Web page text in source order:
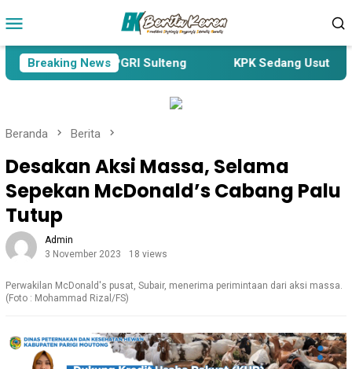
ke
Mobile
Breaking News
Pengurus PGRI Sulteng KPK Sedang Usut
Beranda Berita
Desakan Aksi Massa, Selama
Sepekan McDonald’s Cabang Palu
Tutup
Admin
3 November 2023
18 views
Perwakilan McDonald's pusat, Subair, menerima perimintaan dari aksi massa.
(Foto : Mohammad Rizal/FS)